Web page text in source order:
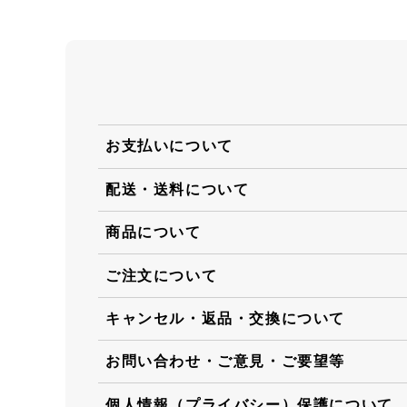
お支払いについて
配送・送料について
商品について
ご注文について
キャンセル・返品・交換について
お問い合わせ・ご意見・ご要望等